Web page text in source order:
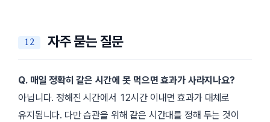
자주 묻는 질문
Q. 매일 정확히 같은 시간에 못 먹으면 효과가 사라지나요?
아닙니다. 정해진 시간에서 12시간이내면 효과가 대체로
유지됩니다. 다만 습관을 위해 같은 시간대를 정해 두는 것이